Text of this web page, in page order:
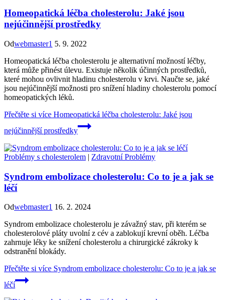
Homeopatická léčba cholesterolu: Jaké jsou
nejúčinnější prostředky
Odwebmaster1 5. 9. 2022
Homeopatická léčba cholesterolu je alternativní možností léčby,
která může přinést úlevu. Existuje několik účinných prostředků,
které mohou ovlivnit hladinu cholesterolu v krvi. Naučte se, jaké
jsou nejúčinnější možnosti pro snížení hladiny cholesterolu pomocí
homeopatických léků.
Přečtěte si více Homeopatická léčba cholesterolu: Jaké jsou
nejúčinnější prostředky
Problémy s cholesterolem | Zdravotní Problémy
Syndrom embolizace cholesterolu: Co to je a jak se
léčí
Odwebmaster1 16. 2. 2024
Syndrom embolizace cholesterolu je závažný stav, při kterém se
cholesterolové pláty uvolní z cév a zablokují krevní oběh. Léčba
zahrnuje léky ke snížení cholesterolu a chirurgické zákroky k
odstranění blokády.
Přečtěte si více Syndrom embolizace cholesterolu: Co to je a jak se
léčí